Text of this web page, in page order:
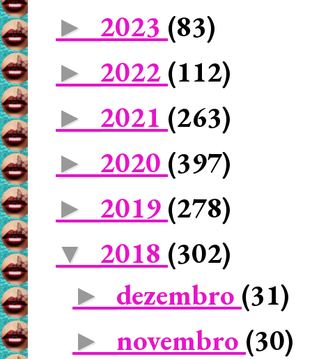
► 2023 (83)
► 2022 (112)
► 2021 (263)
► 2020 (397)
► 2019 (278)
▼ 2018 (302)
► dezembro (31)
► novembro (30)